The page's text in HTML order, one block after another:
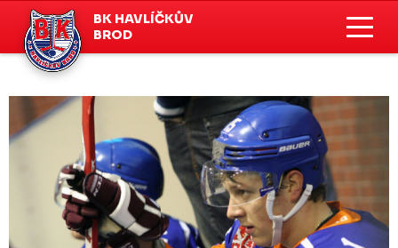
BK HAVLÍČKŮV
BROD